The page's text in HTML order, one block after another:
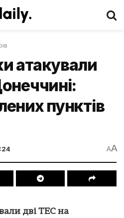
атакували
пунктів
AA
дві ТЕС на